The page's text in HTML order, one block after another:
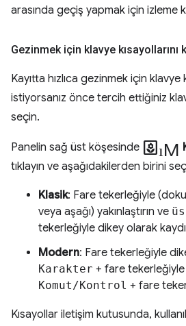
arasında geçiş yapmak için izleme
Gezinmek için klavye kısayollarını
Kayıtta hızlıca gezinmek için klavye
istiyorsanız önce tercih ettiğiniz
seçin.
Panelin sağ üst köşesinde yardım
tıklayın ve aşağıdakilerden birini
Klasik: Fare tekerleğiyle
veya aşağı) yakınlaştırın ve
tekerleğiyle dikey olarak
Modern: Fare tekerleğiyle
Karakter + fare
Komut/Kontrol + fare
Kısayollar iletişim kutusunda,